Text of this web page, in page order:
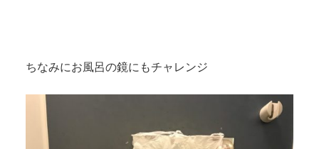
ちなみにお風呂の鏡にもチャレンジ